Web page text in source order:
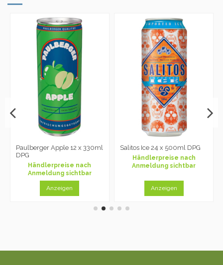
Paulberger Apple 12 x 330ml
DPG
Händlerpreise nach
Anmeldung sichtbar
Anzeigen
Salitos Ice 24 x 500ml DPG
Händlerpreise nach
Anmeldung sichtbar
Anzeigen